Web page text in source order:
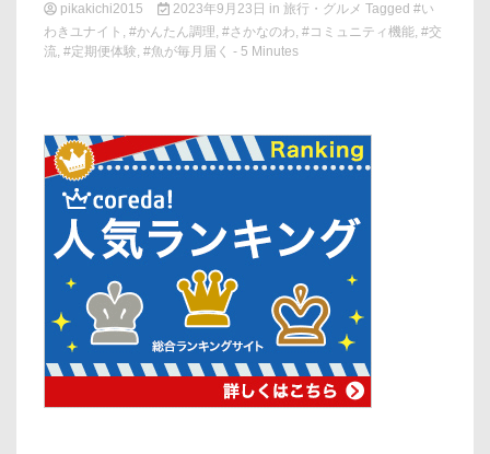
pikakichi2015 2023年9月23日 in 旅行・グルメ Tagged #い
わきユナイト , #かんたん調理, #さかなのわ, #コミュニティ機能, #交
流, #定期便体験, #魚が毎月届く - 5 Minutes